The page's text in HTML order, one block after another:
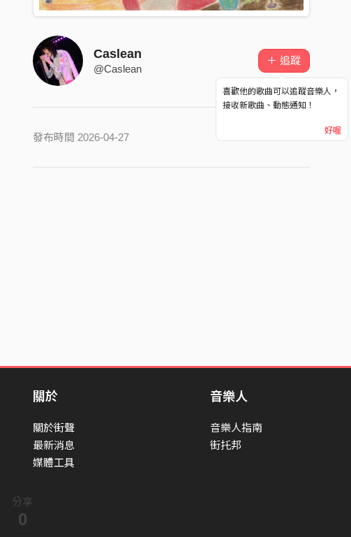
分享
0
Caslean
@Caslean
＋ 追蹤
喜歡他的歌曲可以追蹤音樂人，
接收新歌曲、動態通知！
好喔
發布時間 2026-04-27
關於
關於街聲
最新消息
媒體工具
音樂人
音樂人指南
街托邦